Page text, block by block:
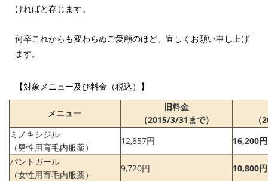
ければと存じます。
何卒これからも変わらぬご愛顧のほど、宜しくお願い申し上げ
ます。
【対象メニュー及び料金（税込）】
メニュー
旧料金
（2015/3/31まで）
ミノキシジル
（男性用育毛内服薬）
12,857円
16,200円
パントガール
（女性用育毛内服薬）
9,720円
10,800円